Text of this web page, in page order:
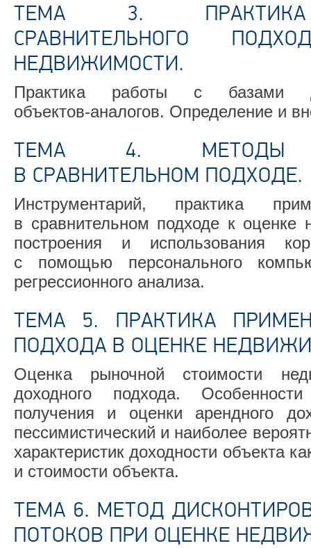
ТЕМА 3. ПРАКТИКА
СРАВНИТЕЛЬНОГО
НЕДВИЖИМОСТИ.
Практика работы с базами
объектов-аналогов. Определение и
ТЕМА 4. МЕТОДЫ
В СРАВНИТЕЛЬНОМ ПОДХОДЕ.
Инструментарий, практика
в сравнительном подходе к оценке
построения и использования
с помощью персонального
регрессионного анализа.
ТЕМА 5. ПРАКТИКА
ПОДХОДА В ОЦЕНКЕ
Оценка рыночной стоимости
доходного подхода.
получения и оценки арендного
пессимистический и наиболее
характеристик доходности объекта
и стоимости объекта.
ТЕМА 6. МЕТОД
ПОТОКОВ ПРИ ОЦЕНКЕ